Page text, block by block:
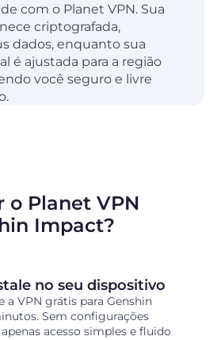
com o Planet VPN. Sua
criptografada,
dados, enquanto sua
é ajustada para a região
você seguro e livre
o Planet VPN
Impact?
no seu dispositivo
a VPN grátis para Genshin
Sem configurações
acesso simples e fluido